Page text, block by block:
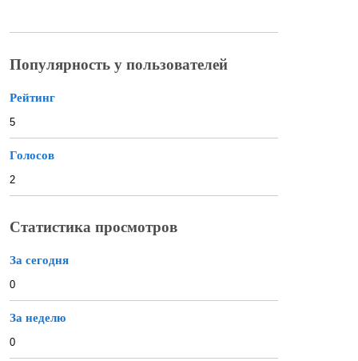
Популярность у пользователей
Рейтинг
5
Голосов
2
Статистика просмотров
За сегодня
0
За неделю
0